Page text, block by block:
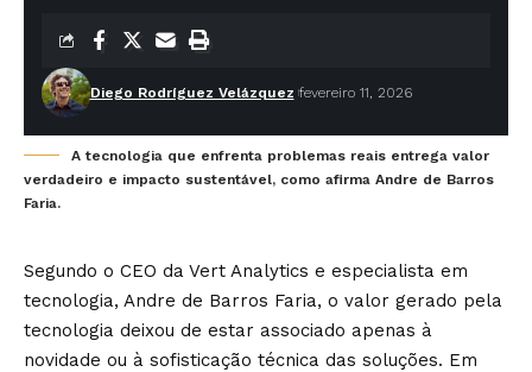
Diego Rodríguez Velázquez fevereiro 11, 2026
A tecnologia que enfrenta problemas reais entrega valor
verdadeiro e impacto sustentável, como afirma Andre de Barros
Faria.
Segundo o CEO da Vert Analytics e especialista em
tecnologia, Andre de Barros Faria, o valor gerado pela
tecnologia deixou de estar associado apenas à
novidade ou à sofisticação técnica das soluções. Em